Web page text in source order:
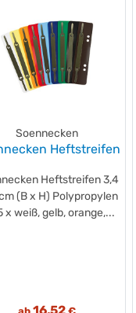
Soennecken
Heftstreifen
Heftstreifen 3,4
(B x H) Polypropylen
x weiß, gelb, orange,...